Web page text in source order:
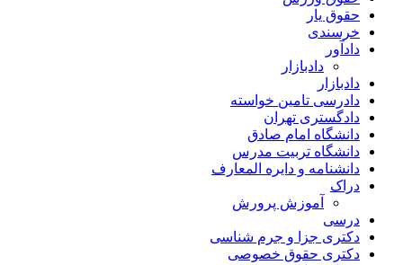
حقوق یار
خرسندی
دادآور
دادبازار
دادبازار
دادرسی تامین خواسته
دادگستری تهران
دانشگاه امام صادق
دانشگاه تربیت مدرس
دانشنامه و دایره المعارف
دراک
آموزش پرورش
درسی
دکتری جزا و جرم شناسی
دکتری حقوق خصوصی